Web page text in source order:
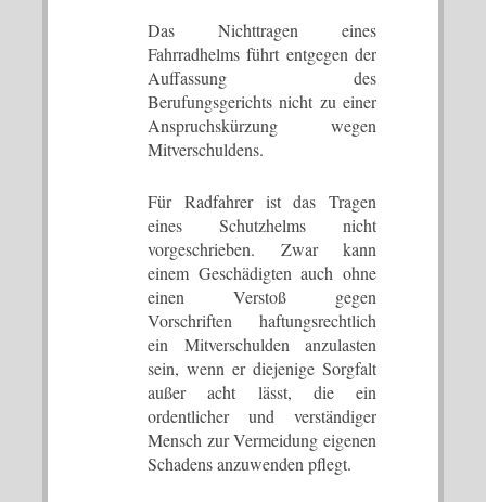
Das Nichttragen eines
Fahrradhelms führt entgegen der
Auffassung des
Berufungsgerichts nicht zu einer
Anspruchskürzung wegen
Mitverschuldens.
Für Radfahrer ist das Tragen
eines Schutzhelms nicht
vorgeschrieben. Zwar kann
einem Geschädigten auch ohne
einen Verstoß gegen
Vorschriften haftungsrechtlich
ein Mitverschulden anzulasten
sein, wenn er diejenige Sorgfalt
außer acht lässt, die ein
ordentlicher und verständiger
Mensch zur Vermeidung eigenen
Schadens anzuwenden pflegt.